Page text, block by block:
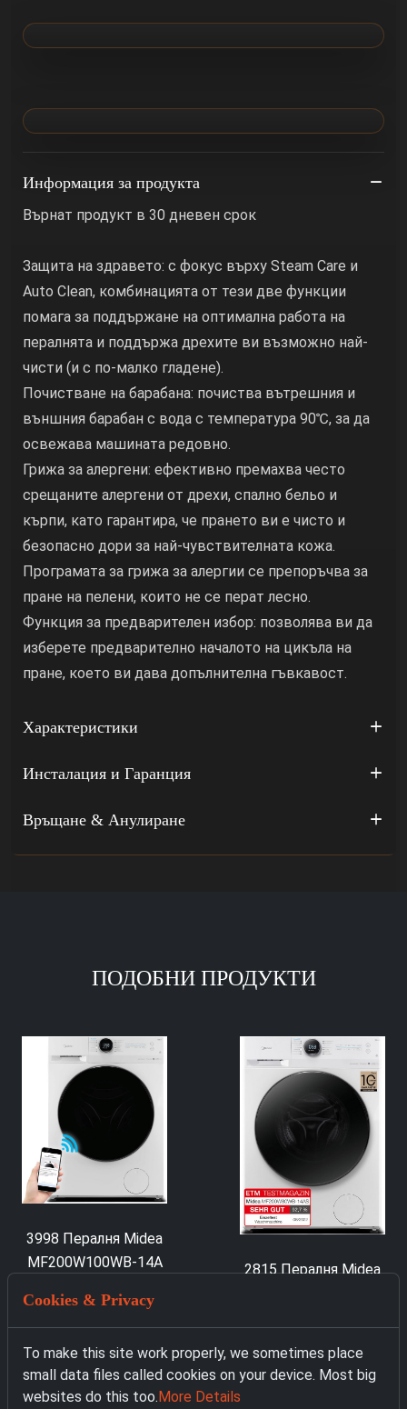
Информация за продукта
Върнат продукт в 30 дневен срок
Защита на здравето: с фокус върху Steam Care и
Auto Clean, комбинацията от тези две функции
помага за поддържане на оптимална работа на
пералнята и поддържа дрехите ви възможно най-
чисти (и с по-малко гладене).
Почистване на барабана: почиства вътрешния и
външния барабан с вода с температура 90℃, за да
освежава машината редовно.
Грижа за алергени: ефективно премахва често
срещаните алергени от дрехи, спално бельо и
кърпи, като гарантира, че прането ви е чисто и
безопасно дори за най-чувствителната кожа.
Програмата за грижа за алергии се препоръчва за
пране на пелени, които не се перат лесно.
Функция за предварителен избор: позволява ви да
изберете предварително началото на цикъла на
пране, което ви дава допълнителна гъвкавост.
Характеристики
Инсталация и Гаранция
Връщане & Анулиране
ПОДОБНИ ПРОДУКТИ
3998 Пералня Midea
MF200W100WB-14A
319.00 € with VAT
2815 Пералня Midea
Cookies & Privacy
To make this site work properly, we sometimes place
small data files called cookies on your device. Most big
websites do this too.More Details